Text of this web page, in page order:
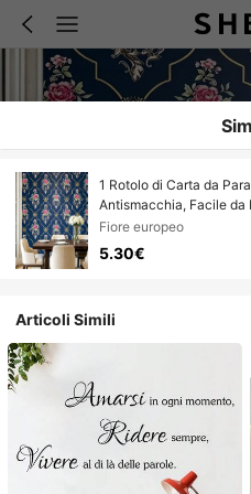
1 Rotolo di Carta da
Antismacchia, Facile da
Decorazione per Casa,
Ristrutturazione,
17.7inX39.3/118.1/196.8in
Fiore europeo
5.30€
Articoli Simili